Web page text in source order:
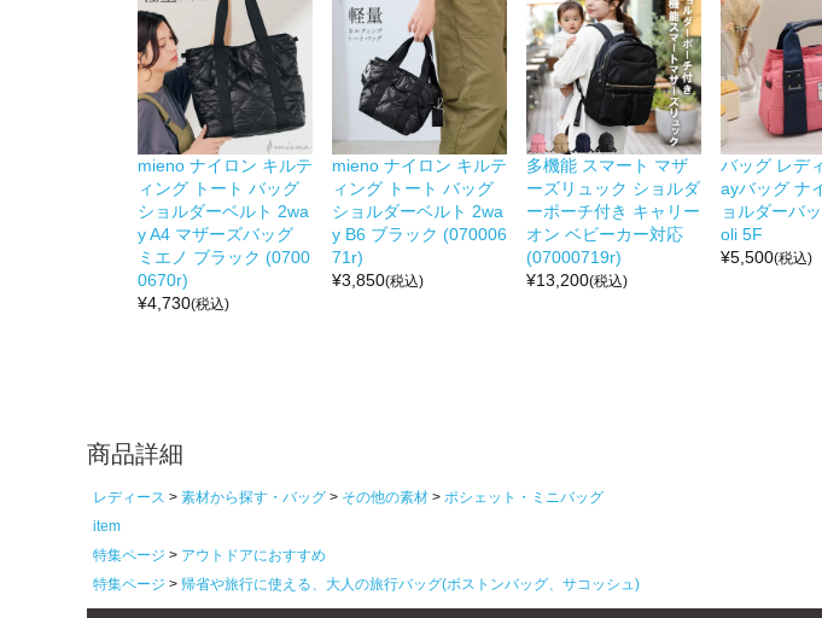
mieno ナイロン キルテ
ィング トート バッグ
ショルダーベルト 2wa
y A4 マザーズバッグ
ミエノ ブラック (0700
0670r)
¥4,730(税込)
mieno ナイロン キルテ
ィング トート バッグ
ショルダーベルト 2wa
y B6 ブラック (070006
71r)
¥3,850(税込)
多機能 スマート マザ
ーズリュック ショルダ
ーポーチ付き キャリー
オン ベビーカー対応
(07000719r)
¥13,200(税込)
バッグ レデ
ayバッグ ナ
ョルダーバ
oli 5F
¥5,500(税込)
商品詳細
レディース 素材から探す・バッグ その他の素材
ポシェット・ミニバッグ
item
特集ページ
アウトドアにおすすめ
特集ページ
帰省や旅行に使える、大人の旅行バッグ(ボストンバッグ、サコッシュ)